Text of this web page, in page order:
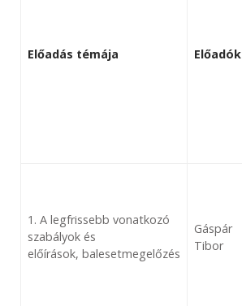
Előadás témája Előadók
1. A legfrissebb vonatkozó
szabályok és
előírások, balesetmegelőzés
Gáspár
Tibor